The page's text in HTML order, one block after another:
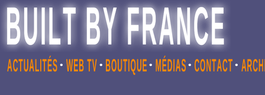
• • • • •